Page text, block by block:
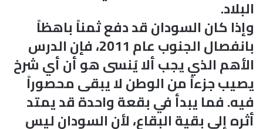
البلاد.
وإذا كان السودان قد دفع ثمناً باهظاً
بانفصال الجنوب عام 2011، فإن الدرس
الأهم الذي يجب ألا يُنسى هو أن أي شرخ
يصيب جزءاً من الوطن لا يبقى محصوراً
فيه. فما يبدأ في بقعة واحدة قد يمتد
أثره إلى بقية البقاع، لأن السودان ليس